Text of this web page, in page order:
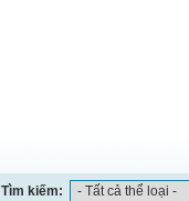
Tìm kiếm: